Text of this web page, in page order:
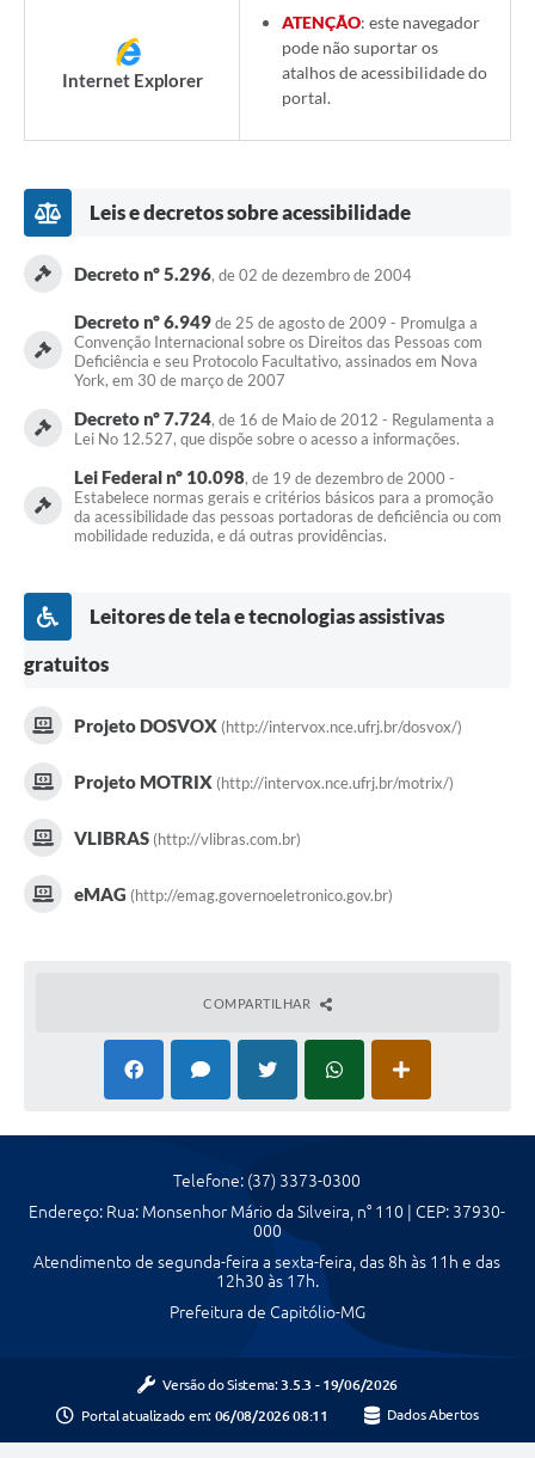
Internet Explorer
ATENÇÃO: este navegador
pode não suportar os
atalhos de acessibilidade do
portal.
Leis e decretos sobre acessibilidade
Decreto nº 5.296, de 02 de dezembro de 2004
Decreto nº 6.949de 25 de agosto de 2009 - Promulga a
Convenção Internacional sobre os Direitos das Pessoas com
Deficiência e seu Protocolo Facultativo, assinados em Nova
York, em 30 de março de 2007
Decreto nº 7.724, de 16 de Maio de 2012 - Regulamenta a
Lei No 12.527, que dispõe sobre o acesso a informações.
Lei Federal nº 10.098, de 19 de dezembro de 2000 -
Estabelece normas gerais e critérios básicos para a promoção
da acessibilidade das pessoas portadoras de deficiência ou com
mobilidade reduzida, e dá outras providências.
Leitores de tela e tecnologias assistivas
gratuitos
Projeto DOSVOX (http://intervox.nce.ufrj.br/dosvox/)
Projeto MOTRIX (http://intervox.nce.ufrj.br/motrix/)
VLIBRAS (http://vlibras.com.br)
eMAG (http://emag.governoeletronico.gov.br)
COMPARTILHAR
Telefone: (37) 3373-0300
Endereço: Rua: Monsenhor Mário da Silveira, n° 110 | CEP: 37930-
000
Atendimento de segunda-feira a sexta-feira, das 8h às 11h e das
12h30 às 17h.
Prefeitura de Capitólio-MG
Versão do Sistema: 3.5.3 - 19/06/2026
Portal atualizado em: 06/08/2026 08:11 Dados Abertos